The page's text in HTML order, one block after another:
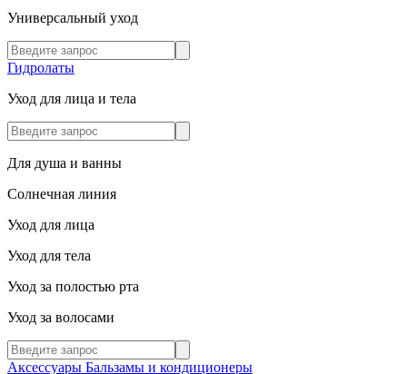
Универсальный уход
Гидролаты
Уход для лица и тела
Для душа и ванны
Солнечная линия
Уход для лица
Уход для тела
Уход за полостью рта
Уход за волосами
Аксессуары Бальзамы и кондиционеры